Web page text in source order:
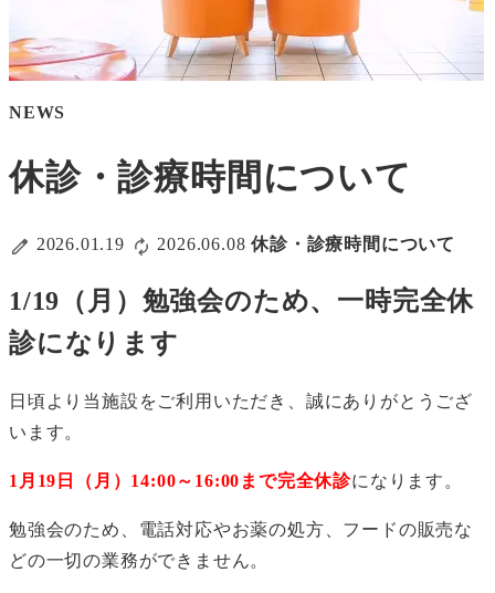
NEWS
休診・診療時間について
2026.01.19 2026.06.08休診・診療時間について
1/19（月）勉強会のため、一時完全休
診になります
日頃より当施設をご利用いただき、誠にありがとうござ
います。
1月19日（月）14:00～16:00まで完全休診になります。
勉強会のため、電話対応やお薬の処方、フードの販売な
どの一切の業務ができません。